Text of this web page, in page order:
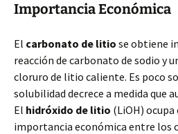
Importancia Económica
El carbonato de litio se obtiene
reacción de carbonato de sodio y
cloruro de litio caliente. Es poco
solubilidad decrece a medida que
El hidróxido de litio (LiOH)
importancia económica entre los